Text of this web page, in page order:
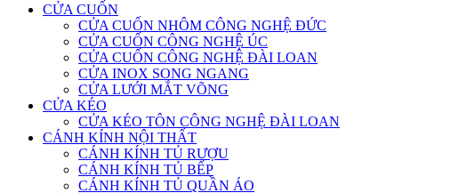
CỬA CUỐN
CỬA CUỐN NHÔM CÔNG NGHỆ ĐỨC
CỬA CUỐN CÔNG NGHỆ ÚC
CỬA CUỐN CÔNG NGHỆ ĐÀI LOAN
CỬA INOX SONG NGANG
CỬA LƯỚI MẮT VÕNG
CỬA KÉO
CỬA KÉO TÔN CÔNG NGHỆ ĐÀI LOAN
CÁNH KÍNH NỘI THẤT
CÁNH KÍNH TỦ RƯỢU
CÁNH KÍNH TỦ BẾP
CÁNH KÍNH TỦ QUẦN ÁO